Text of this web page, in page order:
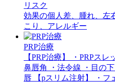
リスク
効果の個人差、腫れ、左
こり、アレルギー
PRP治療
【PRP治療】 ・PRPス
鼻唇角 ・法令線 ・目の
唇 【pスリム注射】 ・フ